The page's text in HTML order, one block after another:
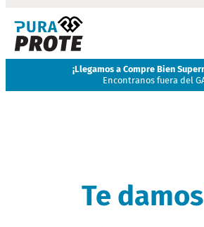
¡Llegamos a Compre Bien
Encontranos fuera del
Te